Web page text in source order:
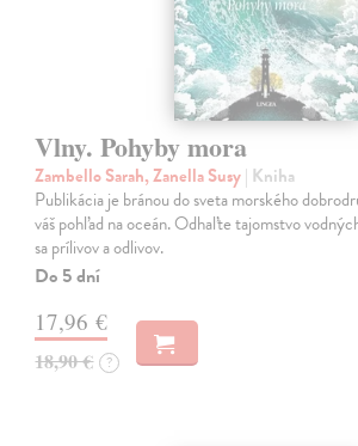
Vlny. Pohyby mora
Zambello Sarah, Zanella Susy| Kniha
Publikácia je bránou do sveta morského
váš pohľad na oceán. Odhaľte tajomstvo
sa prílivov a odlivov.
Do 5 dní
17,96 €
18,90 € ?